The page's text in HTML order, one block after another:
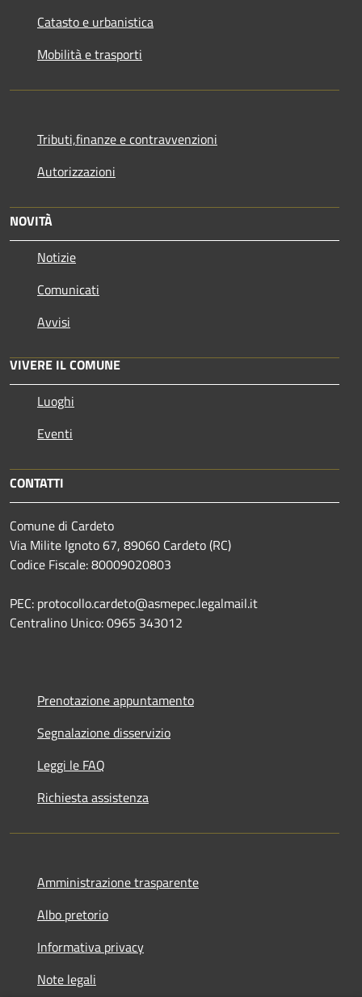
Catasto e urbanistica
Mobilità e trasporti
Tributi,finanze e contravvenzioni
Autorizzazioni
NOVITÀ
Notizie
Comunicati
Avvisi
VIVERE IL COMUNE
Luoghi
Eventi
CONTATTI
Comune di Cardeto
Via Milite Ignoto 67, 89060 Cardeto (RC)
Codice Fiscale: 80009020803
PEC: protocollo.cardeto@asmepec.legalmail.it
Centralino Unico: 0965 343012
Prenotazione appuntamento
Segnalazione disservizio
Leggi le FAQ
Richiesta assistenza
Amministrazione trasparente
Albo pretorio
Informativa privacy
Note legali